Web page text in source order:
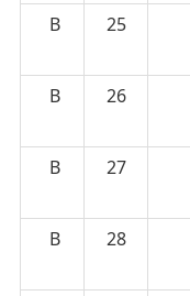
B
25
B
26
B
27
B
28